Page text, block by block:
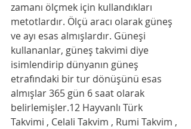
zamanı ölçmek için kullandıkları
metotlardır. Ölçü aracı olarak güneş
ve ayı esas almışlardır. Güneşi
kullananlar, güneş takvimi diye
isimlendirip dünyanın güneş
etrafındaki bir tur dönüşünü esas
almışlar 365 gün 6 saat olarak
belirlemişler.12 Hayvanlı Türk
Takvimi , Celali Takvim , Rumi Takvim ,